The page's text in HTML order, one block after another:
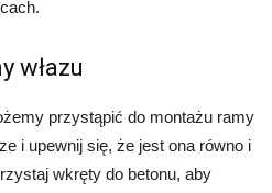
włazu
przystąpić do montażu ramy
i upewnij się, że jest ona równo i
wkręty do betonu, aby